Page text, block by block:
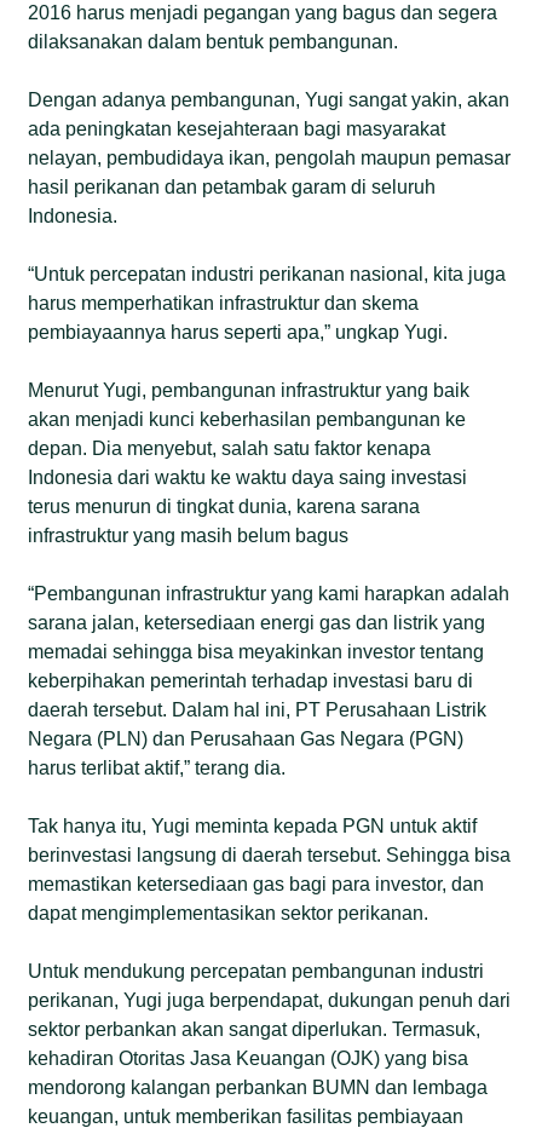
2016 harus menjadi pegangan yang bagus dan segera
dilaksanakan dalam bentuk pembangunan.
Dengan adanya pembangunan, Yugi sangat yakin, akan
ada peningkatan kesejahteraan bagi masyarakat
nelayan, pembudidaya ikan, pengolah maupun pemasar
hasil perikanan dan petambak garam di seluruh
Indonesia.
“Untuk percepatan industri perikanan nasional, kita juga
harus memperhatikan infrastruktur dan skema
pembiayaannya harus seperti apa,” ungkap Yugi.
Menurut Yugi, pembangunan infrastruktur yang baik
akan menjadi kunci keberhasilan pembangunan ke
depan. Dia menyebut, salah satu faktor kenapa
Indonesia dari waktu ke waktu daya saing investasi
terus menurun di tingkat dunia, karena sarana
infrastruktur yang masih belum bagus
“Pembangunan infrastruktur yang kami harapkan adalah
sarana jalan, ketersediaan energi gas dan listrik yang
memadai sehingga bisa meyakinkan investor tentang
keberpihakan pemerintah terhadap investasi baru di
daerah tersebut. Dalam hal ini, PT Perusahaan Listrik
Negara (PLN) dan Perusahaan Gas Negara (PGN)
harus terlibat aktif,” terang dia.
Tak hanya itu, Yugi meminta kepada PGN untuk aktif
berinvestasi langsung di daerah tersebut. Sehingga bisa
memastikan ketersediaan gas bagi para investor, dan
dapat mengimplementasikan sektor perikanan.
Untuk mendukung percepatan pembangunan industri
perikanan, Yugi juga berpendapat, dukungan penuh dari
sektor perbankan akan sangat diperlukan. Termasuk,
kehadiran Otoritas Jasa Keuangan (OJK) yang bisa
mendorong kalangan perbankan BUMN dan lembaga
keuangan, untuk memberikan fasilitas pembiayaan